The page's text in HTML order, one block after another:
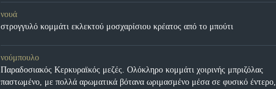
νουά
στρογγυλό κομμάτι εκλεκτού μοσχαρίσιου κρέατος από το μπούτι
νούμπουλο
Παραδοσιακός Κερκυραϊκός μεζές. Ολόκληρο κομμάτι χοιρινής μπριζόλας
παστωμένο, με πολλά αρωματικά βότανα ωριμασμένο μέσα σε φυσικό έντερο,